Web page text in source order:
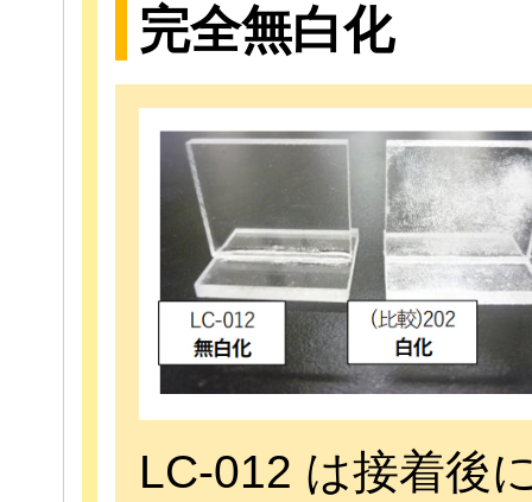
完全無白化
LC-012 は接着後